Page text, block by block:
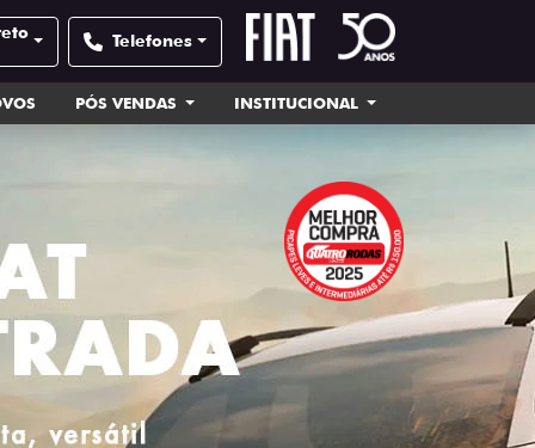
Telefones
PÓS VENDAS INSTITUCIONAL